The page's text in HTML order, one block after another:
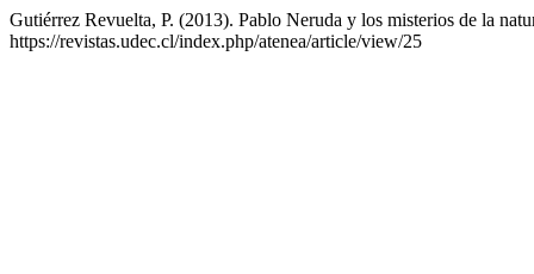
Gutiérrez Revuelta, P. (2013). Pablo Neruda y los misterios de la
https://revistas.udec.cl/index.php/atenea/article/view/25